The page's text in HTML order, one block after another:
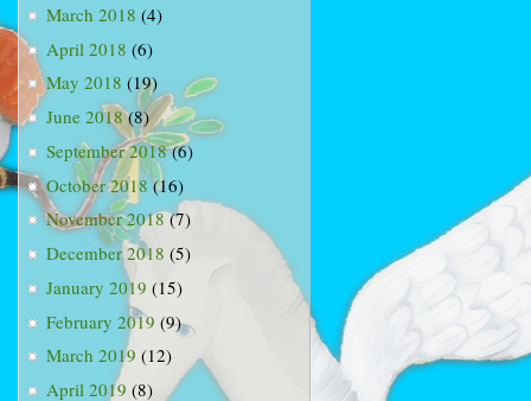
March 2018 (4)
April 2018 (6)
May 2018 (19)
June 2018(8)
September 2018(6)
October 2018(16)
November 2018(7)
December 2018 (5)
January 2019 (15)
February 2019 (9)
March 2019 (12)
April 2019 (8)